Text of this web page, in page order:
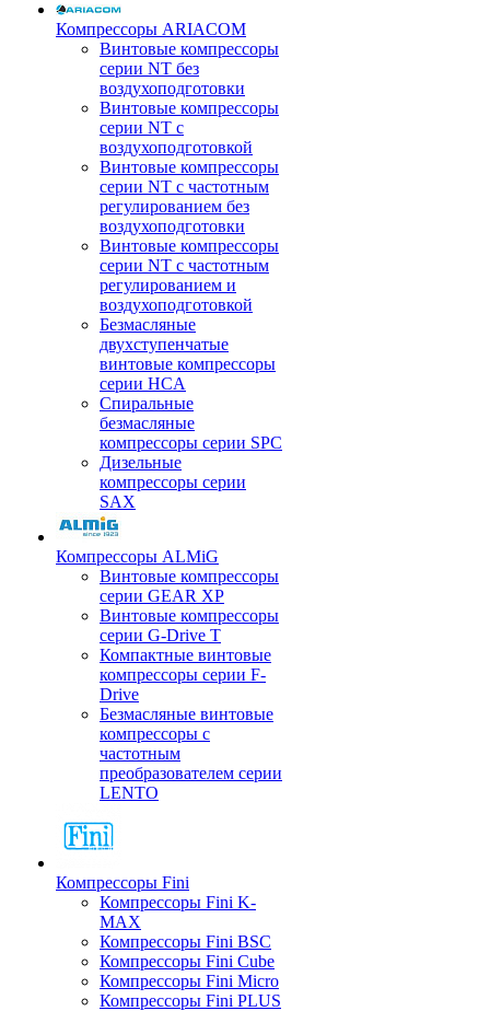
Компрессоры ARIACOM
Винтовые компрессоры
серии NT без
воздухоподготовки
Винтовые компрессоры
серии NT c
воздухоподготовкой
Винтовые компрессоры
серии NT с частотным
регулированием без
воздухоподготовки
Винтовые компрессоры
серии NT с частотным
регулированием и
воздухоподготовкой
Безмасляные
двухступенчатые
винтовые компрессоры
серии HCA
Спиральные
безмасляные
компрессоры серии SPC
Дизельные
компрессоры серии
SAX
Компрессоры ALMiG
Винтовые компрессоры
серии GEAR XP
Винтовые компрессоры
серии G-Drive T
Компактные винтовые
компрессоры серии F-
Drive
Безмасляные винтовые
компрессоры с
частотным
преобразователем серии
LENTO
Компрессоры Fini
Компрессоры Fini K-
MAX
Компрессоры Fini BSC
Компрессоры Fini Cube
Компрессоры Fini Micro
Компрессоры Fini PLUS